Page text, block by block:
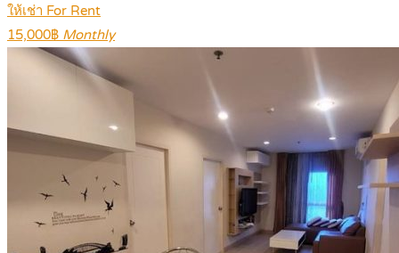
ให้เช่า For Rent
15,000฿ Monthly